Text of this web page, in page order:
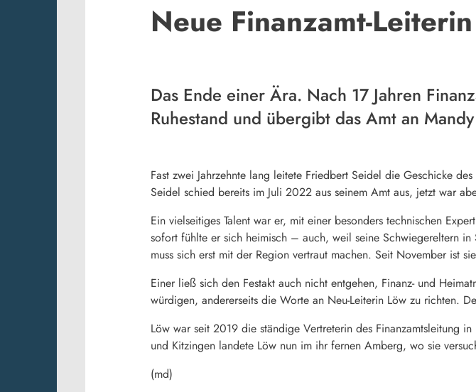
Neue Finanzamt-
Das Ende einer Ära. Nach 17 Jahren
Ruhestand und übergibt das Amt an
Fast zwei Jahrzehnte lang leitete Friedbert Seidel die Geschicke
Seidel schied bereits im Juli 2022 aus seinem Amt aus, jetzt war
Ein vielseitiges Talent war er, mit einer besonders technischen
sofort fühlte er sich heimisch – auch, weil seine Schwiegereltern
muss sich erst mit der Region vertraut machen. Seit November ist
Einer ließ sich den Festakt auch nicht entgehen, Finanz- und
würdigen, andererseits die Worte an Neu-Leiterin Löw zu richten.
Löw war seit 2019 die ständige Vertreterin des Finanzamtsleitung
und Kitzingen landete Löw nun im ihr fernen Amberg, wo sie
(md)